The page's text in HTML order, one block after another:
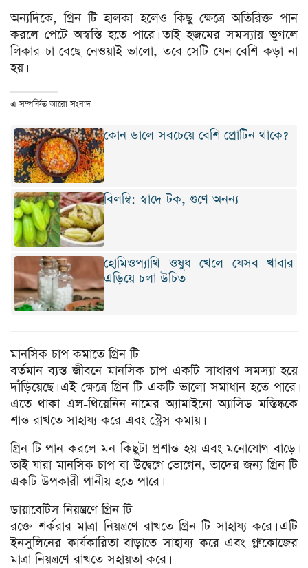
অন্যদিকে, গ্রিন টি হালকা হলেও কিছু ক্ষেত্রে অতিরিক্ত পান
করলে পেটে অস্বস্তি হতে পারে। তাই হজমের সমস্যায় ভুগলে
লিকার চা বেছে নেওয়াই ভালো, তবে সেটি যেন বেশি কড়া না
হয়।
এ সম্পর্কিত আরো সংবাদ
কোন ডালে সবচেয়ে বেশি প্রোটিন থাকে?
বিলম্বি: স্বাদে টক, গুণে অনন্য
হোমিওপ্যাথি ওষুধ খেলে যেসব খাবার
এড়িয়ে চলা উচিত
মানসিক চাপ কমাতে গ্রিন টি
বর্তমান ব্যস্ত জীবনে মানসিক চাপ একটি সাধারণ সমস্যা হয়ে
দাঁড়িয়েছে। এই ক্ষেত্রে গ্রিন টি একটি ভালো সমাধান হতে পারে।
এতে থাকা এল-থিয়েনিন নামের অ্যামাইনো অ্যাসিড মস্তিষ্ককে
শান্ত রাখতে সাহায্য করে এবং স্ট্রেস কমায়।
গ্রিন টি পান করলে মন কিছুটা প্রশান্ত হয় এবং মনোযোগ বাড়ে।
তাই যারা মানসিক চাপ বা উদ্বেগে ভোগেন, তাদের জন্য গ্রিন টি
একটি উপকারী পানীয় হতে পারে।
ডায়াবেটিস নিয়ন্ত্রণে গ্রিন টি
রক্তে শর্করার মাত্রা নিয়ন্ত্রণে রাখতে গ্রিন টি সাহায্য করে। এটি
ইনসুলিনের কার্যকারিতা বাড়াতে সাহায্য করে এবং গ্লুকোজের
মাত্রা নিয়ন্ত্রণে রাখতে সহায়তা করে।